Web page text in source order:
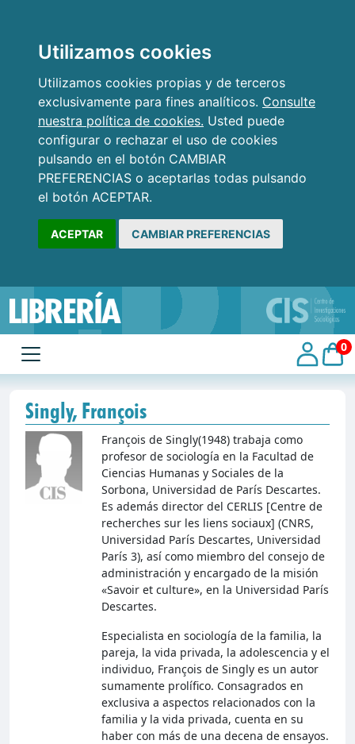
Utilizamos cookies
Utilizamos cookies propias y de terceros
exclusivamente para fines analíticos. Consulte
nuestra política de cookies. Usted puede
configurar o rechazar el uso de cookies
pulsando en el botón CAMBIAR
PREFERENCIAS o aceptarlas todas pulsando
el botón ACEPTAR.
ACEPTAR CAMBIAR PREFERENCIAS
0
Singly, François
François de Singly(1948) trabaja como
profesor de sociología en la Facultad de
Ciencias Humanas y Sociales de la
Sorbona, Universidad de París Descartes.
Es además director del CERLIS [Centre de
recherches sur les liens sociaux] (CNRS,
Universidad París Descartes, Universidad
París 3), así como miembro del consejo de
administración y encargado de la misión
«Savoir et culture», en la Universidad París
Descartes.
Especialista en sociología de la familia, la
pareja, la vida privada, la adolescencia y el
individuo, François de Singly es un autor
sumamente prolífico. Consagrados en
exclusiva a aspectos relacionados con la
familia y la vida privada, cuenta en su
haber con más de una decena de ensayos.